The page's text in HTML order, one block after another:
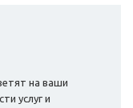
на ваши
услуг и